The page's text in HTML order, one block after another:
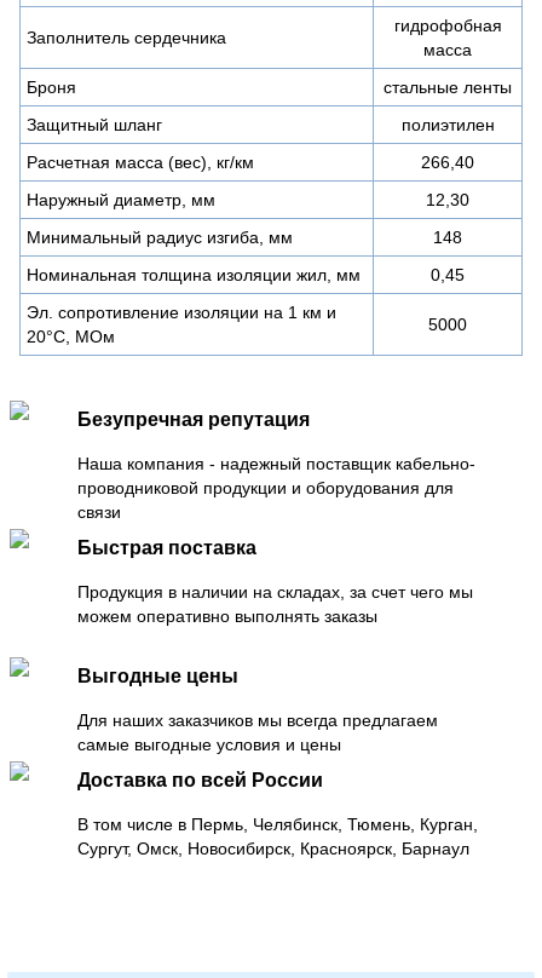
Заполнитель сердечника
гидрофобная
масса
Броня
стальные ленты
Защитный шланг
полиэтилен
Расчетная масса (вес), кг/км
266,40
Наружный диаметр, мм
12,30
Минимальный радиус изгиба, мм
148
Номинальная толщина изоляции жил, мм
0,45
Эл. сопротивление изоляции на 1 км и
20°С, МОм
5000
Безупречная репутация
Наша компания - надежный поставщик кабельно-
проводниковой продукции и оборудования для
связи
Быстрая поставка
Продукция в наличии на складах, за счет чего мы
можем оперативно выполнять заказы
Выгодные цены
Для наших заказчиков мы всегда предлагаем
самые выгодные условия и цены
Доставка по всей России
В том числе в Пермь, Челябинск, Тюмень, Курган,
Сургут, Омск, Новосибирск, Красноярск, Барнаул